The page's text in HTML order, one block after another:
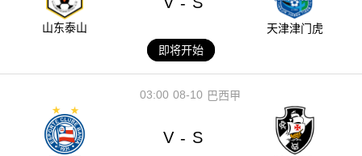
山东泰山
天津津门虎
即将开始
08-10
03:00 巴西甲
V - S